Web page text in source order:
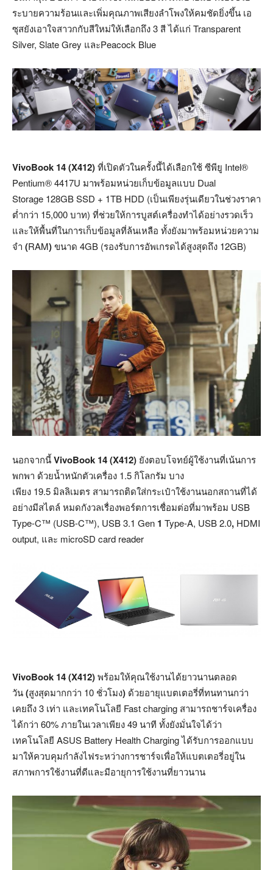
ระบายความร้อนและเพิ่มคุณภาพเสียงลำโพงให้คมชัดยิ่งขึ้น เอ
ซุสยังเอาใจสาวกกับสีใหม่ให้เลือกถึง 3 สี ได้แก่ Transparent
Silver, Slate Grey และPeacock Blue
VivoBook 14 (X412)ที่เปิดตัวในครั้งนี้ได้เลือกใช้ ซีพียู Intel®
Pentium® 4417U มาพร้อมหน่วยเก็บข้อมูลแบบ Dual
Storage 128GB SSD + 1TB HDD (เป็นเพียงรุ่นเดียวในช่วงราคา
ต่ำกว่า 15,000บาท) ที่ช่วยให้การบูสต์เครื่องทำได้อย่างรวดเร็ว
และให้พื้นที่ในการเก็บข้อมูลที่ล้นเหลือ ทั้งยังมาพร้อมหน่วยความ
จำ (RAM)ขนาด 4GB (รองรับการอัพเกรดได้สูงสุดถึง 12GB)
นอกจากนี้VivoBook 14 (X412) ยังตอบโจทย์ผู้ใช้งานที่เน้นการ
พกพา ด้วยน้ำหนักตัวเครื่อง 1.5 กิโลกรัม บาง
เพียง 19.5 มิลลิเมตร สามารถติดใส่กระเป๋าใช้งานนอกสถานที่ได้
อย่างมีสไตล์ หมดกังวลเรื่องพอร์ตการเชื่อมต่อที่มาพร้อม USB
Type-C™ (USB-C™), USB3.1 Gen 1 Type-A, USB2.0, HDMI
output, และ microSD card reader
VivoBook 14 (X412)พร้อมให้คุณใช้งานได้ยาวนานตลอด
วัน(สูงสุดมากกว่า 10 ชั่วโมง) ด้วยอายุแบตเตอรี่ที่ทนทานกว่า
เคยถึง3 เท่า และเทคโนโลยี Fast charging สามารถชาร์จเครื่อง
ได้กว่า 60%ภายในเวลาเพียง 49นาที ทั้งยังมั่นใจได้ว่า
เทคโนโลยี ASUS Battery Health Chargingได้รับการออกแบบ
มาให้ควบคุมกำลังไฟระหว่างการชาร์จเพื่อให้แบตเตอรี่อยู่ใน
สภาพการใช้งานที่ดีและมีอายุการใช้งานที่ยาวนาน